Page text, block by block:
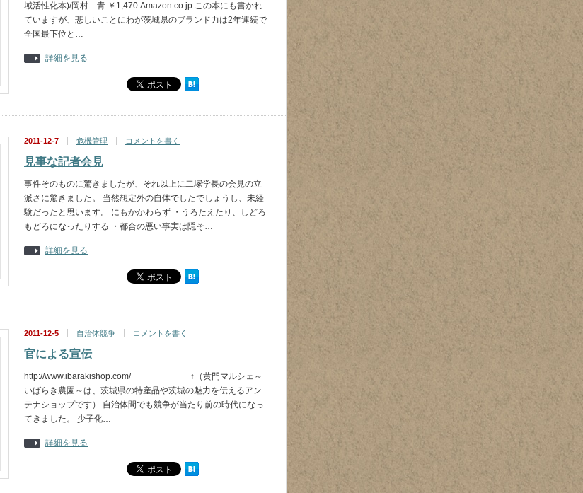
域活性化本)/岡村 青 ￥1,470 Amazon.co.jp この本にも書かれ
ていますが、悲しいことにわが茨城県のブランド力は2年連続で
全国最下位と…
詳細を見る
2011-12-7 危機管理 コメントを書く
見事な記者会見
事件そのものに驚きましたが、それ以上に二塚学長の会見の立
派さに驚きました。 当然想定外の自体でしたでしょうし、未経
験だったと思います。 にもかかわらず ・うろたえたり、しどろ
もどろになったりする ・都合の悪い事実は隠そ…
詳細を見る
2011-12-5 自治体競争 コメントを書く
官による宣伝
http://www.ibarakishop.com/ ↑（黄門マルシェ～
いばらき農園～は、茨城県の特産品や茨城の魅力を伝えるアン
テナショップです） 自治体間でも競争が当たり前の時代になっ
てきました。 少子化…
詳細を見る